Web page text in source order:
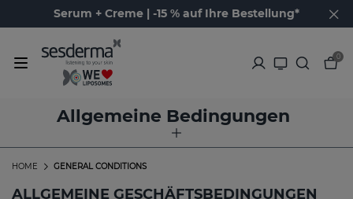
Serum + Creme | -15 % auf Ihre Bestellung*
0
Allgemeine Bedingungen
GENERAL CONDITIONS
HOME
ALLGEMEINE GESCHÄFTSBEDINGUNGEN